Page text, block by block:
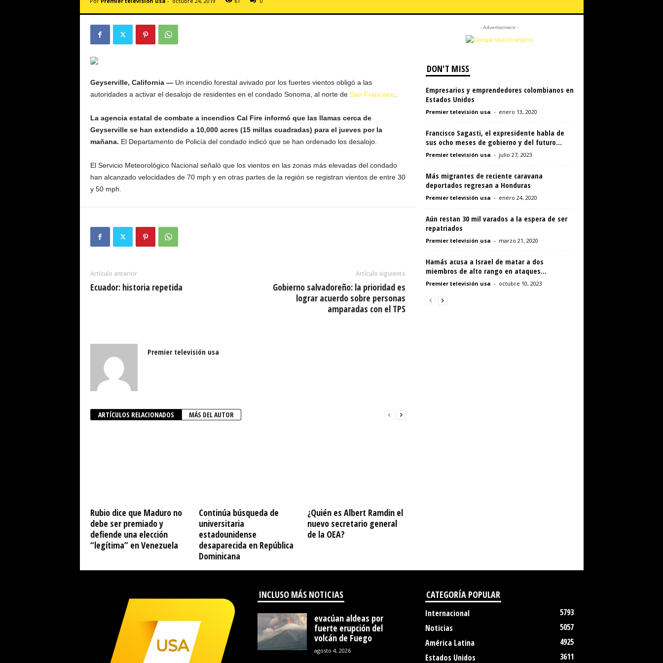
Geyserville, California —Un incendio forestal avivado por los fuertes vientos obligó a las
autoridades a activar el desalojo de residentes en el condado Sonoma, al norte de San Francisco.
La agencia estatal de combate a incendios Cal Fire informó que las llamas cerca de
Geyserville se han extendido a 10,000 acres (15 millas cuadradas) para el jueves por la
mañana. El Departamento de Policía del condado indicó que se han ordenado los desalojo.
El Servicio Meteorológico Nacional señaló que los vientos en las zonas más elevadas del condado
han alcanzado velocidades de 70 mph y en otras partes de la región se registran vientos de entre 30
y 50 mph.
Artículo anterior
Ecuador: historia repetida
Artículo siguiente
Gobierno salvadoreño: la prioridad es
lograr acuerdo sobre personas
amparadas con el TPS
Premier televisión usa
ARTÍCULOS RELACIONADOS MÁS DEL AUTOR
Rubio dice que Maduro no
debe ser premiado y
defiende una elección
“legítima” en Venezuela
Continúa búsqueda de
universitaria
estadounidense
desaparecida en República
Dominicana
¿Quién es Albert Ramdin el
nuevo secretario general
de la OEA?
- Advertisement -
DON'T MISS
Empresarios y emprendedores colombianos en
Estados Unidos
Premier televisión usa - enero 13, 2020
Francisco Sagasti, el expresidente habla de
sus ocho meses de gobierno y del futuro...
Premier televisión usa - julio 27, 2023
Más migrantes de reciente caravana
deportados regresan a Honduras
Premier televisión usa - enero 24, 2020
Aún restan 30 mil varados a la espera de ser
repatriados
Premier televisión usa - marzo 21, 2020
Hamás acusa a Israel de matar a dos
miembros de alto rango en ataques...
Premier televisión usa - octubre 10, 2023
INCLUSO MÁS NOTICIAS
evacúan aldeas por
fuerte erupción del
volcán de Fuego
agosto 4, 2026
CATEGORÍA POPULAR
Internacional
5793
Noticias
5057
América Latina
4925
Estados Unidos
3611